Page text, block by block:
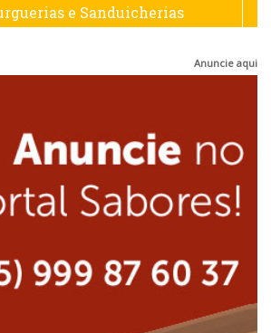
Japonesa e Oriental
Lanchonetes
Massas
e Sanduicherias
e Frutos do Mar
Anuncie aqui